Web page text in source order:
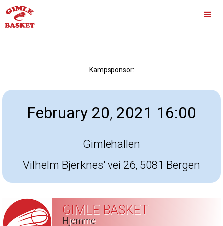
Kampsponsor:
February 20, 2021 16:00
Gimlehallen
Vilhelm Bjerknes' vei 26, 5081 Bergen
GIMLE BASKET
Hjemme